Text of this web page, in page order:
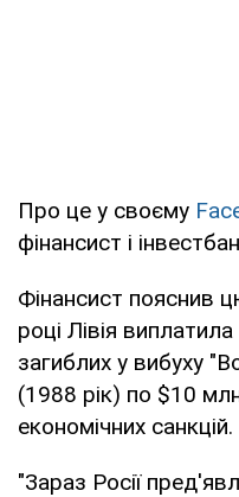
Про це у своєму
фінансист і
Фінансист пояснив
році Лівія
загиблих у вибуху
(1988 рік) по $10
економічних санкцій.
"Зараз Росії